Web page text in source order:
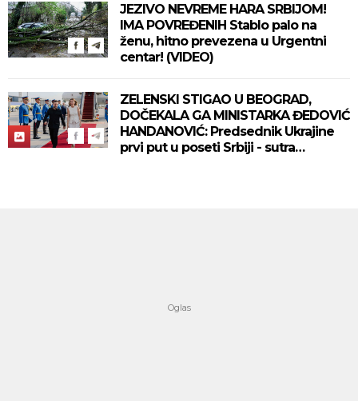
JEZIVO NEVREME HARA SRBIJOM!
IMA POVREĐENIH Stablo palo na
ženu, hitno prevezena u Urgentni
centar! (VIDEO)
ZELENSKI STIGAO U BEOGRAD,
DOČEKALA GA MINISTARKA ĐEDOVIĆ
HANDANOVIĆ: Predsednik Ukrajine
prvi put u poseti Srbiji - sutra